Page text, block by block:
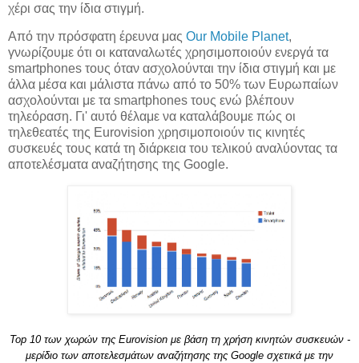
χέρι σας την ίδια στιγμή.
Από την πρόσφατη έρευνα μας Our Mobile Planet,
γνωρίζουμε ότι οι καταναλωτές χρησιμοποιούν ενεργά τα
smartphones τους όταν ασχολούνται την ίδια στιγμή και με
άλλα μέσα και μάλιστα πάνω από το 50% των Ευρωπαίων
ασχολούνται με τα smartphones τους ενώ βλέπουν
τηλεόραση. Γι' αυτό θέλαμε να καταλάβουμε πώς οι
τηλεθεατές της Eurovision χρησιμοποιούν τις κινητές
συσκευές τους κατά τη διάρκεια του τελικού αναλύοντας τα
αποτελέσματα αναζήτησης της Google.
Top 10 των χωρών της Eurovision με βάση τη χρήση κινητών συσκευών -
μερίδιο των αποτελεσμάτων αναζήτησης της Google σχετικά με την